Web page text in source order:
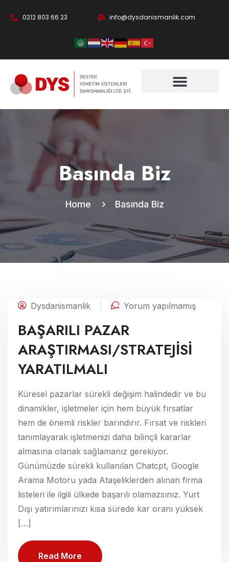
0212 803 66 23 info@dysdanismanlik.com
Basında Biz
Home Basında Biz
Dysdanismanlik Yorum yapılmamış
BAŞARILI PAZAR
ARAŞTIRMASI/STRATEJİSİ
YARATILMALI
Küresel pazarlar sürekli değişim halindedir ve bu
dinamikler, işletmeler için hem büyük fırsatlar
hem de önemli riskler barındırır. Fırsat ve riskleri
tanımlayarak işletmenizi daha bilinçli kararlar
almasına olanak sağlamanız gerekiyor.
Günümüzde sürekli kullanılan Chatcpt, Google
Arama Motoru yada Ataşeliklerden alınan firma
listeleri ile ilgili ülkede başarılı olamazsınız. Yurt
Dışı yatırımlarınızı kısa sürede kar oranı yüksek
[…]
Read More